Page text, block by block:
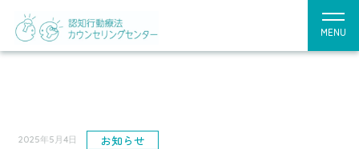
MENU
2025年5月4日 お知らせ